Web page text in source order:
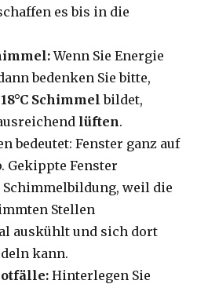
es bis in die
Wenn Sie Energie
bedenken Sie bitte,
Schimmel bildet,
lüften.
bedeutet: Fenster ganz auf
Gekippte Fenster
Schimmelbildung, weil die
Stellen
auskühlt und sich dort
kann.
Hinterlegen Sie